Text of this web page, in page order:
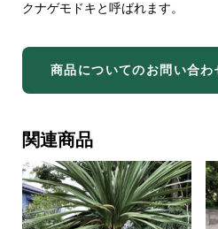
クナゲモドキと呼ばれます。
商品についてのお問い合わ
関連商品